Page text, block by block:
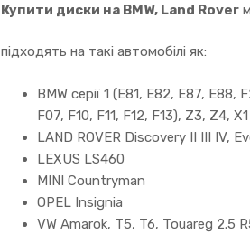
Купити диски на BMW, Land Rover
підходять на такі автомобілі як:
BMW серії 1 (E81, E82, E87,
F07, F10, F11, F12, F13), Z3, Z4,
LAND ROVER Discovery II III IV,
LEXUS LS460
MINI Countryman
OPEL Insignia
VW Amarok, T5, T6, Touareg 2.5